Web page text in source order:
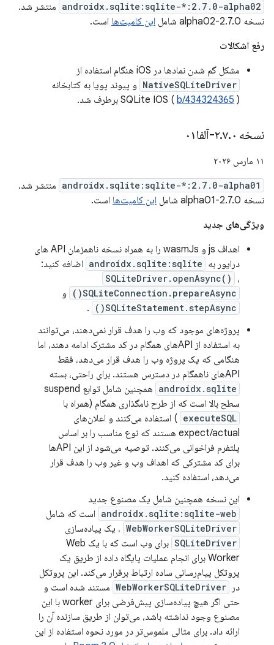
androidx.sqlite:sqlite-*:2.7.0-alpha02 منتشر شد.
نسخه 2.7.0-alpha02 شامل
این کامیت‌ها است.
رفع اشکالات
مشکل گم شدن نمادها در iOS هنگام استفاده از
NativeSQLiteDriver و پیوند پویا به کتابخانه
SQLite IOS ( b/434324365 ) برطرف شد.
نسخه ۲ .۷.۰-آلفا۰۱
۱۱ مارس ۲۰۲۶
androidx.sqlite:sqlite-*:2.7.0-alpha01 منتشر شد.
نسخه 2.7.0-alpha01 شامل
این کامیت‌ها است.
ویژگی‌های جدید
اهداف js و wasmJs را به همراه نسخه ناهمزمان API های
درایور به androidx.sqlite:sqlite اضافه کنید:
SQLiteDriver.openAsync() ،
SQLiteConnection.prepareAsync() و
SQLiteStatement.stepAsync()
.
پروژه‌های موجود که وب را هدف قرار نمی‌دهند، می‌توانند
به استفاده از APIهای همگام در کد مشترک ادامه دهند، اما
هنگامی که یک پروژه وب را هدف قرار می‌دهد، فقط
APIهای ناهمگام در دسترس هستند. برای راحتی، بسته
androidx.sqlite
همچنین شامل توابع suspend
سطح بالا است که از طرح نامگذاری همگام (همراه با
executeSQL ) استفاده می‌کنند و اعلان‌های
expect/actual هستند که نوع مناسب را بر اساس
پلتفرم فراخوانی می‌کنند. توصیه می‌شود از این APIها
برای کد مشترکی که اهداف وب و غیر وب را هدف قرار
می‌دهد، استفاده کنید.
این نسخه همچنین شامل یک مصنوع جدید
androidx.sqlite:sqlite-web است که شامل
WebWorkerSQLiteDriver ، یک پیاده‌سازی
SQLiteDriver
برای وب است که با یک Web
Worker برای انجام عملیات پایگاه داده از طریق یک
پروتکل پیام‌رسانی ساده ارتباط برقرار می‌کند. این پروتکل
در
WebWorkerSQLiteDriver مستند شده است و
حتی اگر هیچ پیاده‌سازی پیش‌فرضی برای worker با این
مصنوع وجود نداشته باشد، می‌توان از طریق سازنده آن را
ارائه داد. برای مثالی ملموس‌تر در مورد نحوه استفاده از این